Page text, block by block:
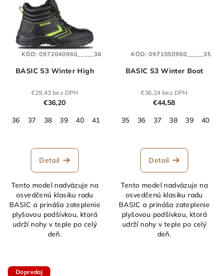
BASIC S3 Winter High
€29,43 bez DPH
€36,20
36
37 38 39 40 41 43 44 45 46 47 48
Detail
Tento model nadväzuje na
osvedčenú klasiku radu
BASIC a prináša zateplenie
plyšovou podšívkou, ktorá
udrží nohy v teple po celý
deň.
KÓD:0972040960_____36
BASIC S3 Winter Boot
€36,24 bez DPH
€44,58
35
36 37 38 39 40
Detail
Tento model nadväzuje na
osvedčenú klasiku radu
BASIC a prináša zateplenie
plyšovou podšívkou, ktorá
udrží nohy v teple po celý
deň.
KÓD:0971050960_____35
Dopredaj